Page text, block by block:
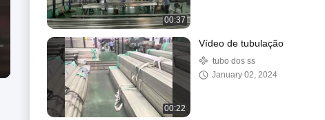
00:37
00:22
Vídeo de tubulação
tubo dos ss
January 02, 2024